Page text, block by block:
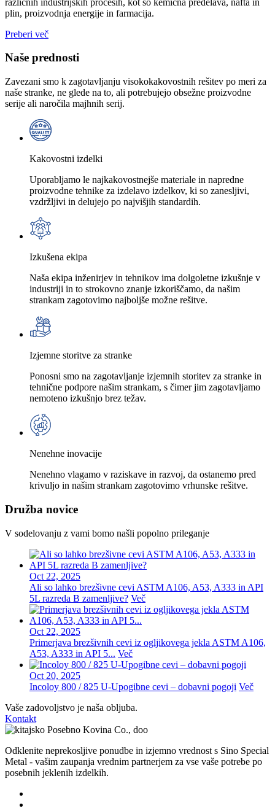
plin, proizvodnja energije in farmacija.
Preberi več
Naše prednosti
Zavezani smo k zagotavljanju visokokakovostnih rešitev po meri za
naše stranke, ne glede na to, ali potrebujejo obsežne proizvodne
serije ali naročila majhnih serij.
Kakovostni izdelki
Uporabljamo le najkakovostnejše materiale in napredne
proizvodne tehnike za izdelavo izdelkov, ki so zanesljivi,
vzdržljivi in ​​delujejo po najvišjih standardih.
Izkušena ekipa
Naša ekipa inženirjev in tehnikov ima dolgoletne izkušnje v
industriji in to strokovno znanje izkoriščamo, da našim
strankam zagotovimo najboljše možne rešitve.
Izjemne storitve za stranke
Ponosni smo na zagotavljanje izjemnih storitev za stranke in
tehnične podpore našim strankam, s čimer jim zagotavljamo
nemoteno izkušnjo brez težav.
Nenehne inovacije
Nenehno vlagamo v raziskave in razvoj, da ostanemo pred
krivuljo in našim strankam zagotovimo vrhunske rešitve.
Družba novice
V sodelovanju z vami bomo našli popolno prileganje
Oct 22, 2025
Ali so lahko brezšivne cevi ASTM A106, A53, A333 in API
5L razreda B zamenljive? Več
Oct 22, 2025
Primerjava brezšivnih cevi iz ogljikovega jekla ASTM A106,
A53, A333 in API 5... Več
Oct 20, 2025
Incoloy 800 / 825 U-Upogibne cevi – dobavni pogoji Več
Vaše zadovoljstvo je naša obljuba.
Kontakt
Odklenite neprekosljive ponudbe in izjemno vrednost s Sino Special
Metal - vašim zaupanja vrednim partnerjem za vse vaše potrebe po
posebnih jeklenih izdelkih.